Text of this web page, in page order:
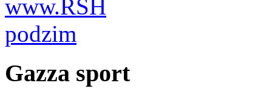
Gazza sport